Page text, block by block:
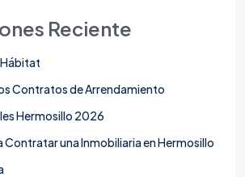
Reciente
Hábitat
Contratos de Arrendamiento
Hermosillo 2026
Contratar una Inmobiliaria en Hermosillo